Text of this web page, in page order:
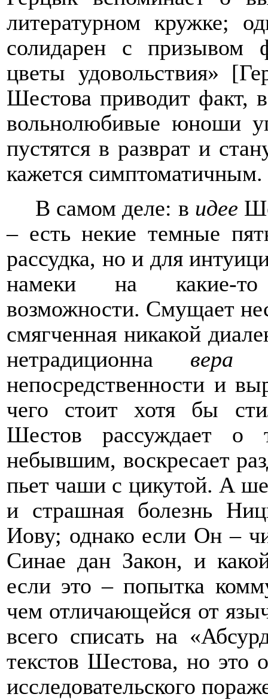
литературном кружке;
солидарен с призывом
цветы удовольствия»
Шестова приводит факт,
вольнолюбивые юноши
пустятся в разврат и
кажется симптоматичным.
В самом деле: в идее
– есть некие темные
рассудка, но и для
намеки на какие-то
возможности. Смущает
смягченная никакой
нетрадиционна вера
непосредственности и
чего стоит хотя бы
Шестов рассуждает о
небывшим, воскресает
пьет чаши с цикутой. А
и страшная болезнь
Иову; однако если Он –
Синае дан Закон, и
если это – попытка
чем отличающейся от
всего списать на
текстов Шестова, но это
исследовательского